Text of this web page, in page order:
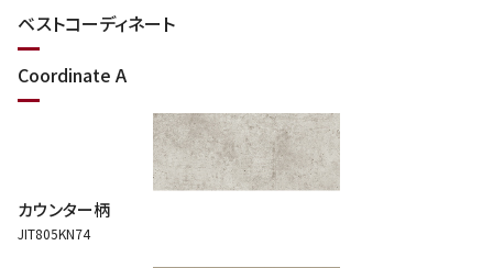
ベストコーディネート
Coordinate A
カウンター柄
JIT805KN74